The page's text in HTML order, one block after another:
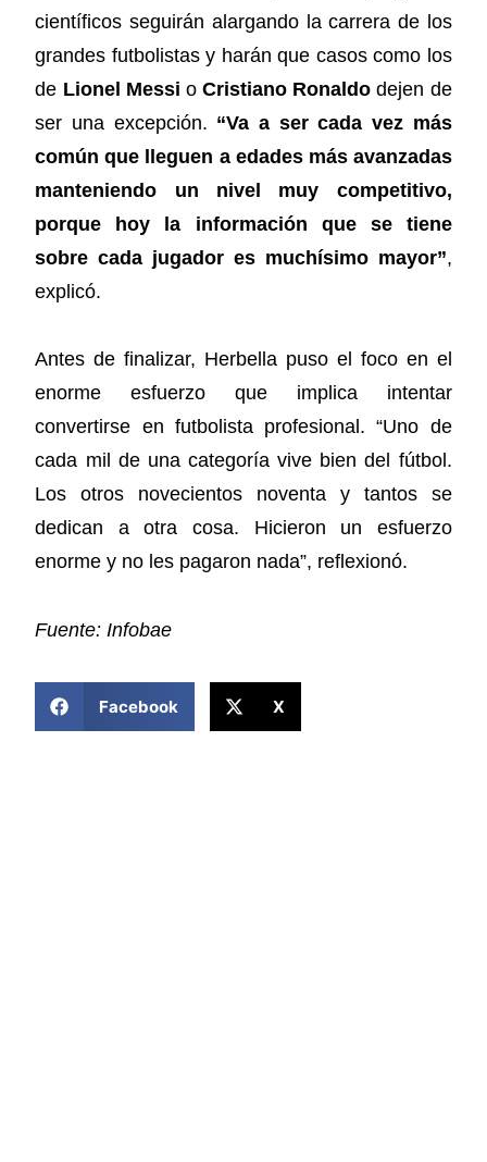
científicos seguirán alargando la carrera de los
grandes futbolistas y harán que casos como los
de Lionel Messi oCristiano Ronaldo dejen de
ser una excepción. “Va a ser cada vez más
común que lleguen a edades más avanzadas
manteniendo un nivel muy competitivo,
porque hoy la información que se tiene
sobre cada jugador es muchísimo mayor”,
explicó.
Antes de finalizar, Herbella puso el foco en el
enorme esfuerzo que implica intentar
convertirse en futbolista profesional. “Uno de
cada mil de una categoría vive bien del fútbol.
Los otros novecientos noventa y tantos se
dedican a otra cosa. Hicieron un esfuerzo
enorme y no les pagaron nada”, reflexionó.
Fuente: Infobae
Facebook X